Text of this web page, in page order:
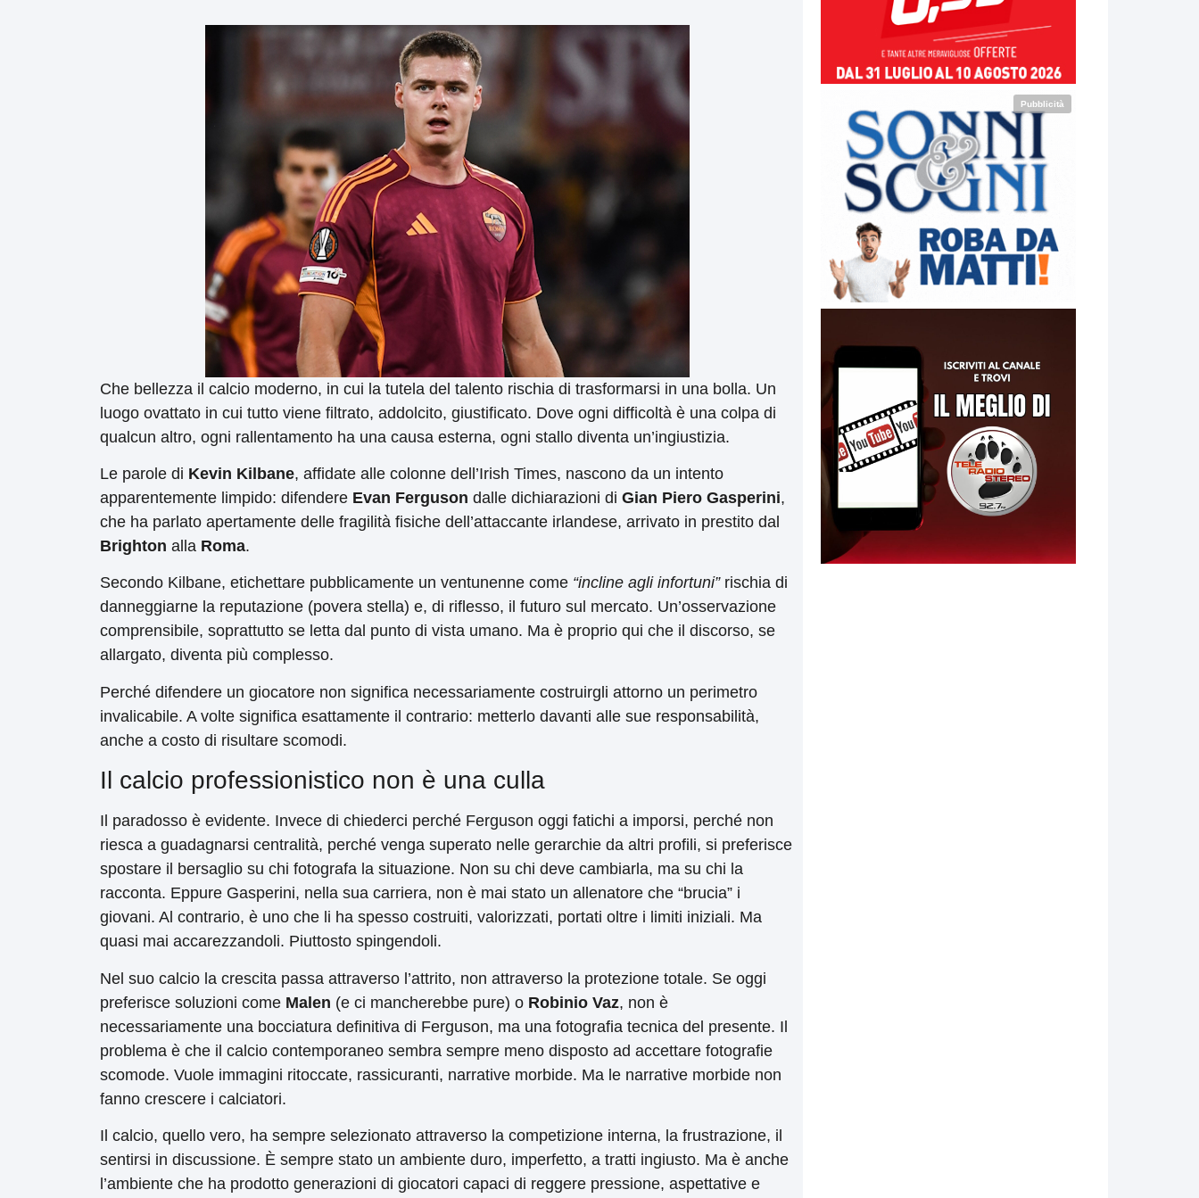
Che bellezza il calcio moderno, in cui la tutela del talento rischia di trasformarsi in una bolla. Un
luogo ovattato in cui tutto viene filtrato, addolcito, giustificato. Dove ogni difficoltà è una colpa di
qualcun altro, ogni rallentamento ha una causa esterna, ogni stallo diventa un’ingiustizia.
Le parole di Kevin Kilbane, affidate alle colonne dell’Irish Times, nascono da un intento
apparentemente limpido: difendere Evan Ferguson dalle dichiarazioni di Gian Piero Gasperini,
che ha parlato apertamente delle fragilità fisiche dell’attaccante irlandese, arrivato in prestito dal
Brighton alla Roma.
Secondo Kilbane, etichettare pubblicamente un ventunenne come “incline agli infortuni”rischia di
danneggiarne la reputazione (povera stella) e, di riflesso, il futuro sul mercato. Un’osservazione
comprensibile, soprattutto se letta dal punto di vista umano. Ma è proprio qui che il discorso, se
allargato, diventa più complesso.
Perché difendere un giocatore non significa necessariamente costruirgli attorno un perimetro
invalicabile. A volte significa esattamente il contrario: metterlo davanti alle sue responsabilità,
anche a costo di risultare scomodi.
Il calcio professionistico non è una culla
Il paradosso è evidente. Invece di chiederci perché Ferguson oggi fatichi a imporsi, perché non
riesca a guadagnarsi centralità, perché venga superato nelle gerarchie da altri profili, si preferisce
spostare il bersaglio su chi fotografa la situazione. Non su chi deve cambiarla, ma su chi la
racconta. Eppure Gasperini, nella sua carriera, non è mai stato un allenatore che “brucia” i
giovani. Al contrario, è uno che li ha spesso costruiti, valorizzati, portati oltre i limiti iniziali. Ma
quasi mai accarezzandoli. Piuttosto spingendoli.
Nel suo calcio la crescita passa attraverso l’attrito, non attraverso la protezione totale. Se oggi
preferisce soluzioni come Malen (e ci mancherebbe pure) o Robinio Vaz, non è
necessariamente una bocciatura definitiva di Ferguson, ma una fotografia tecnica del presente. Il
problema è che il calcio contemporaneo sembra sempre meno disposto ad accettare fotografie
scomode. Vuole immagini ritoccate, rassicuranti, narrative morbide. Ma le narrative morbide non
fanno crescere i calciatori.
Il calcio, quello vero, ha sempre selezionato attraverso la competizione interna, la frustrazione, il
sentirsi in discussione. È sempre stato un ambiente duro, imperfetto, a tratti ingiusto. Ma è anche
l’ambiente che ha prodotto generazioni di giocatori capaci di reggere pressione, aspettative e
Pubblicità